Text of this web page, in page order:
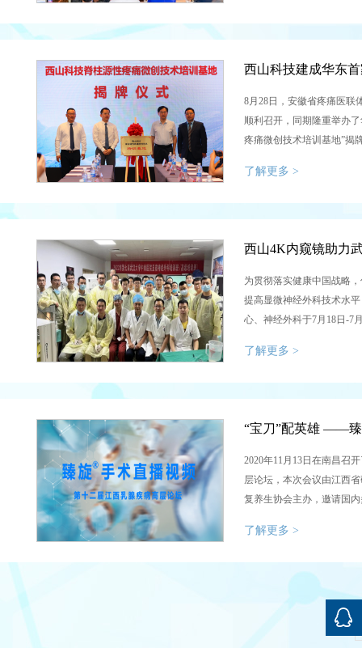
8月28日，安徽省疼痛医联
顺利召开，同期隆重举办
疼痛微创技术培训基地”揭
术治疗技术进行了广泛深
了解更多 >
为贯彻落实健康中国战略
提高显微神经外科技术水
心、神经外科于7月18日-7
培训班秉承“长期化、精品
交流，与国内专家教授面
了解更多 >
2020年11月13日在南昌召
层论坛，本次会议由江西
复养生协会主办，邀请国
专题讲座，努力提高医护
了解更多 >